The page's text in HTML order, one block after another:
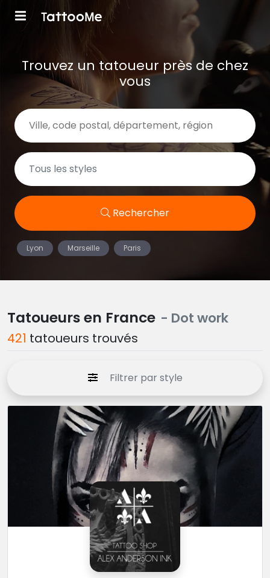
Trouvez un tatoueur près de chez
vous
Rechercher
Lyon Marseille Paris
Tatoueurs en France - Dot work
421 tatoueurs trouvés
Filtrer par style